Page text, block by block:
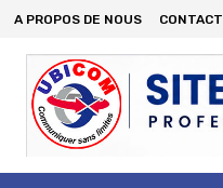
A PROPOS DE NOUS CONTACT